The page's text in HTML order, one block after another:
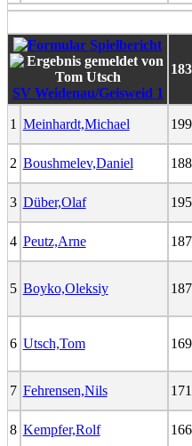
SV Weidenau/Geisweid 1
1 Meinhardt,Michael
2 Boushmelev,Daniel
3 Düber,Olaf
4 Peutz,Arne
5 Boyko,Oleksiy
6 Utsch,Tom
7 Fehrensen,Nils
8 Kempfer,Rolf